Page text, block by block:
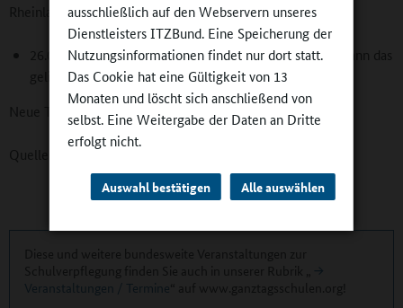
ausschließlich auf den Webservern unseres
Dienstleisters ITZBund. Eine Speicherung der
Nutzungsinformationen findet nur dort statt.
Das Cookie hat eine Gültigkeit von 13
Monaten und löscht sich anschließend von
selbst. Eine Weitergabe der Daten an Dritte
erfolgt nicht.
Auswahl bestätigen Alle auswählen
Rheinland-Pfalz
26.02.2019 Schweich „Nachhaltig essen in Kitas - wie kann das
gelingen?“
Neue Termine kommen laufend hinzu.
Quelle: Informationsportal Ökolandbau.de
Veranstaltungen / Termine